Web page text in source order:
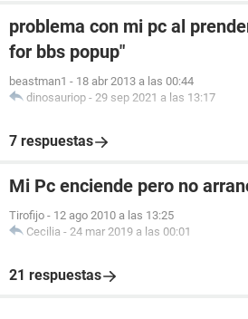
problema con mi pc al
for bbs popup"
beastman1 - 18 abr 2013 a las 00:44
dinosauriop - 29 sep 2021 a las 13:17
7 respuestas
Mi Pc enciende pero no
Tirofijo - 12 ago 2010 a las 13:25
Cecilia - 24 mar 2019 a las 00:01
21 respuestas